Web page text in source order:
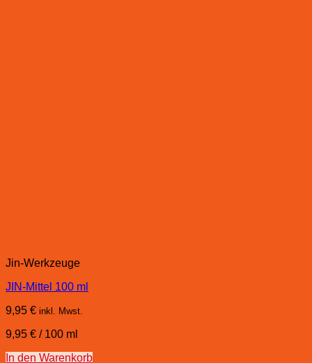
Jin-Werkzeuge
JIN-Mittel 100 ml
9,95 € inkl. Mwst.
9,95 € / 100 ml
In den Warenkorb